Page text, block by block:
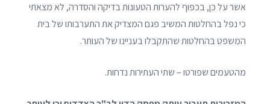
אשר על כן, בכפוף להערות הטעונות בדיקה והסדרה, לא מצאתי
כי נפל בהחלטות המשיב פגם המצדיק את התערבותו של בית
המשפט בהחלטות שהתקבלו בעניינו של העותר.
מהטעמים שפורטו – שתי העתירות נדחות.